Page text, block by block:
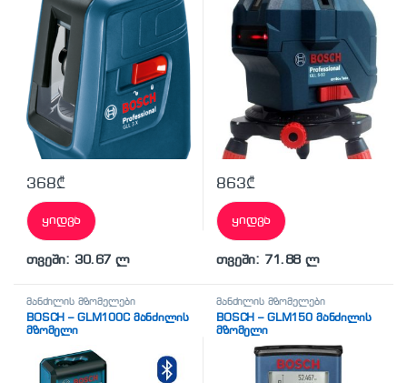
368₾
ყიდვა
თვეში: 30.67 ლ
863₾
ყიდვა
თვეში: 71.88 ლ
მანძილის მზომელები
BOSCH – GLM100C მანძილის
მზომელი
მანძილის მზომელები
BOSCH – GLM150 მანძილის
მზომელი
(პროფესიონალური)